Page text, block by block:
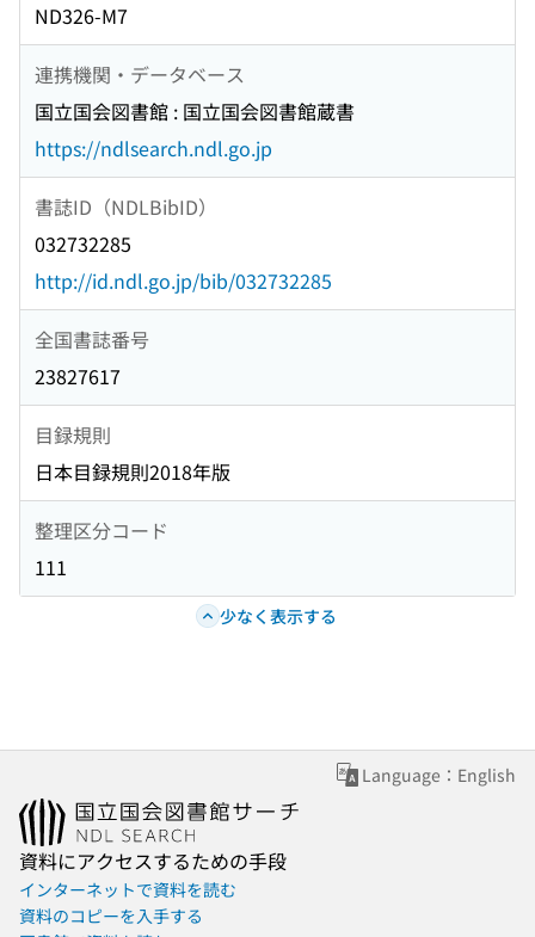
ND326-M7
連携機関・データベース
国立国会図書館 : 国立国会図書館蔵書
https://ndlsearch.ndl.go.jp
書誌ID（NDLBibID）
032732285
http://id.ndl.go.jp/bib/032732285
全国書誌番号
23827617
目録規則
日本目録規則2018年版
整理区分コード
111
少なく表示する
Language：English
資料にアクセスするための手段
インターネットで資料を読む
資料のコピーを入手する